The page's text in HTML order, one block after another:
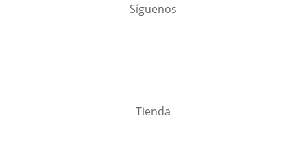
Síguenos
Tienda